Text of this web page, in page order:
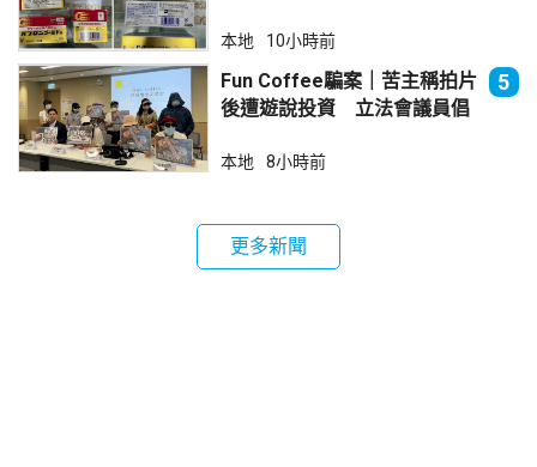
本地 10小時前
Fun Coffee騙案｜苦主稱拍片
後遭遊說投資 立法會議員倡
5
本地 8小時前
更多新聞